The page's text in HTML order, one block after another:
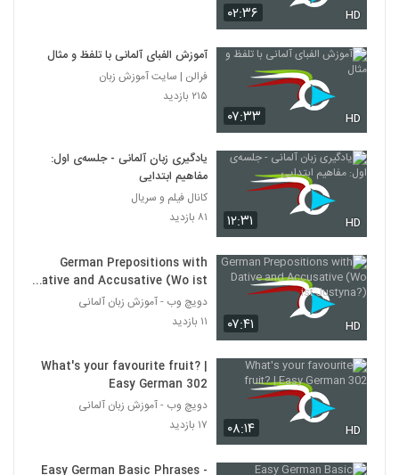
۰۲:۳۶ HD
۰۷:۳۳ HD
آموزش الفبای آلمانی با تلفظ و مثال
فرالن | سایت آموزش زبان
۲۱۵ بازدید
۱۲:۳۱ HD
یادگیری زبان آلمانی - جلسه‌ی اول:
مفاهیم ابتدایی
کانال فیلم و سریال
۸۱ بازدید
۰۷:۴۱ HD
German Prepositions with
Dative and Accusative (Wo ist
Justyna?)
دویچ وب - آموزش زبان آلمانی
۱۱ بازدید
۰۸:۱۴ HD
What's your favourite fruit? |
Easy German 302
دویچ وب - آموزش زبان آلمانی
۱۷ بازدید
Easy German Basic Phrases -